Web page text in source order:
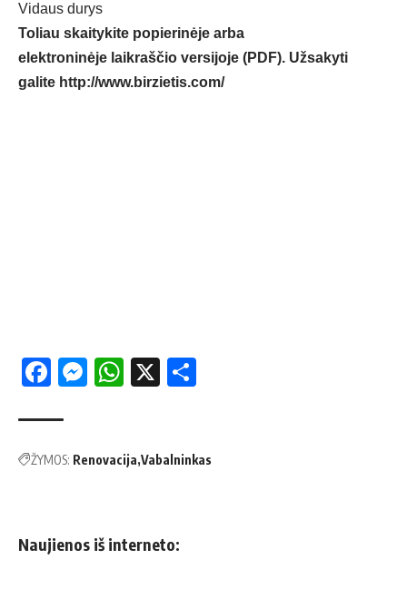
Vidaus durys
Toliau skaitykite popierinėje arba
elektroninėje laikraščio versijoje (PDF). Užsakyti
galite http://www.birzietis.com/
Facebook
Messenger
WhatsApp
X
ŽYMOS: Renovacija Vabalninkas
Naujienos iš interneto: